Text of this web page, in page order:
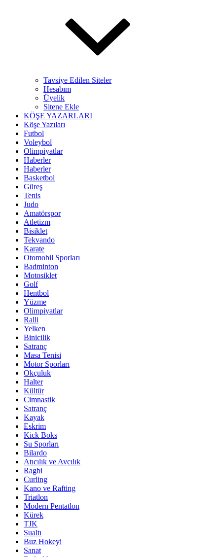
Tavsiye Edilen Siteler
Hesabım
Üyelik
Sitene Ekle
KÖŞE YAZARLARI
Köşe Yazıları
Futbol
Voleybol
Olimpiyatlar
Haberler
Haberler
Basketbol
Güreş
Tenis
Judo
Amatörspor
Atletizm
Bisiklet
Tekvando
Karate
Otomobil Sporları
Badminton
Motosiklet
Golf
Hentbol
Yüzme
Olimpiyatlar
Ralli
Yelken
Binicilik
Satranç
Masa Tenisi
Motor Sporları
Okçuluk
Halter
Kültür
Cimnastik
Satranç
Kayak
Eskrim
Kick Boks
Su Sporları
Bilardo
Atıcılık ve Avcılık
Ragbi
Curling
Kano ve Rafting
Triatlon
Modern Pentatlon
Kürek
TJK
Sualtı
Buz Hokeyi
Sanat